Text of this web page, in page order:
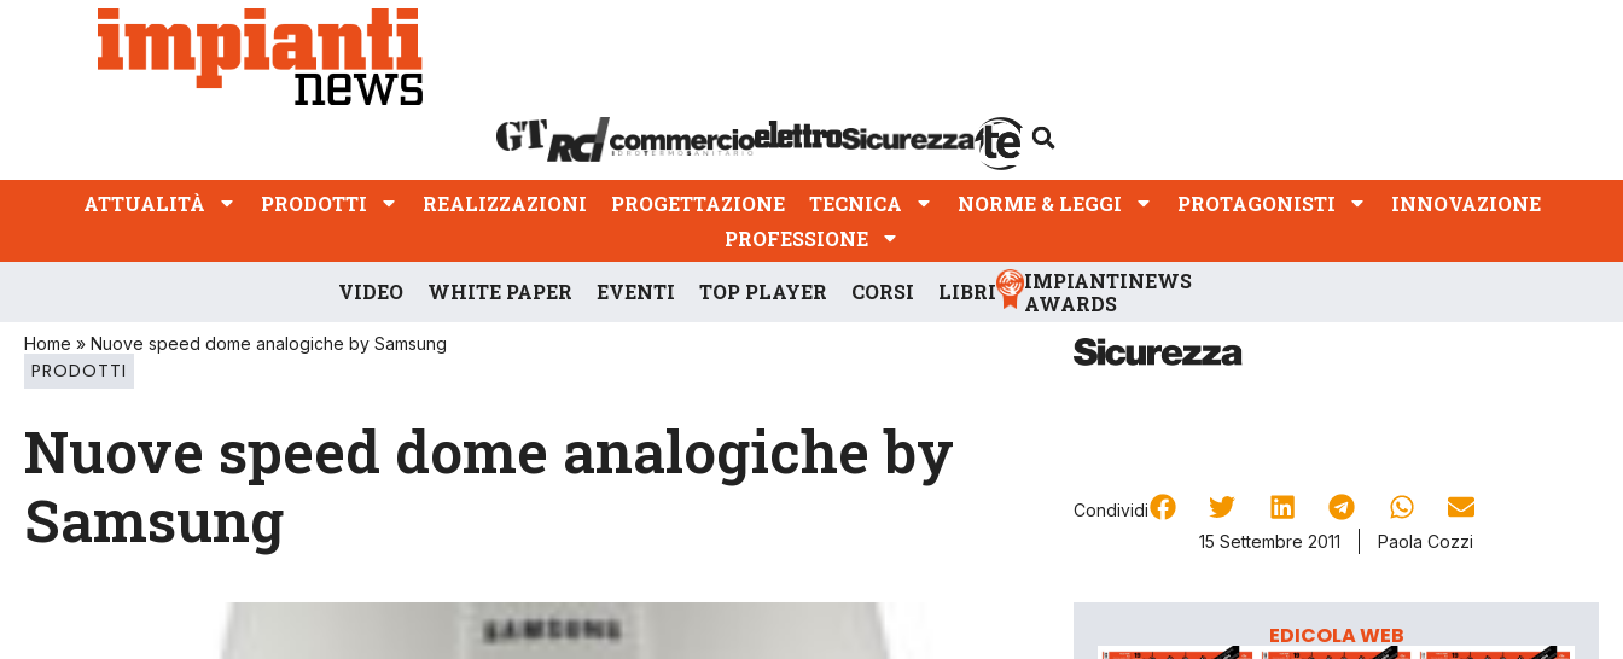
ATTUALITÀ PRODOTTI REALIZZAZIONI
PROFESSIONE
ATTUALITÀ PRODOTTI REALIZZAZIONI PROGETTAZIONE TECNICA NORME & LEGGI PROTAGONISTI
INNOVAZIONE
PROFESSIONE
VIDEO WHITE PAPER EVENTI TOP PLAYER CORSI LIBRI
IMPIANTINEWS
AWARDS
Home » Nuove speed dome analogiche by Samsung
PRODOTTI
Nuove speed dome analogiche by
Samsung
Condividi
15 Settembre 2011
Paola Cozzi
EDICOLA WEB